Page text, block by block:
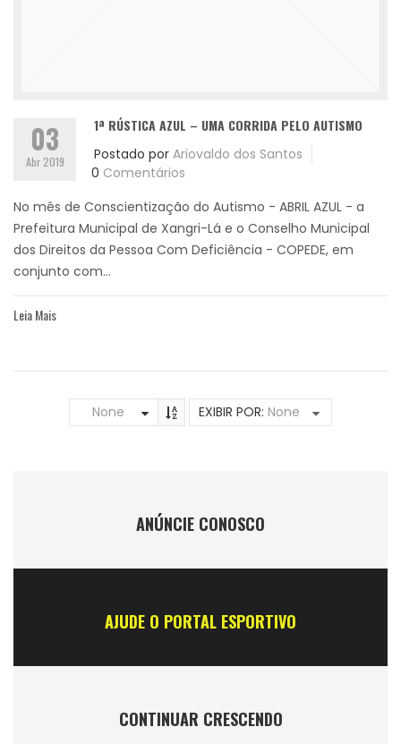
03
Abr 2019
1ª RÚSTICA AZUL – UMA CORRIDA PELO AUTISMO
Postado por Ariovaldo dos Santos
0 Comentários
No mês de Conscientização do Autismo - ABRIL AZUL - a
Prefeitura Municipal de Xangri-Lá e o Conselho Municipal
dos Direitos da Pessoa Com Deficiência - COPEDE, em
conjunto com...
Leia Mais
None EXIBIR POR: None
ANÚNCIE CONOSCO
AJUDE O PORTAL ESPORTIVO
CONTINUAR CRESCENDO